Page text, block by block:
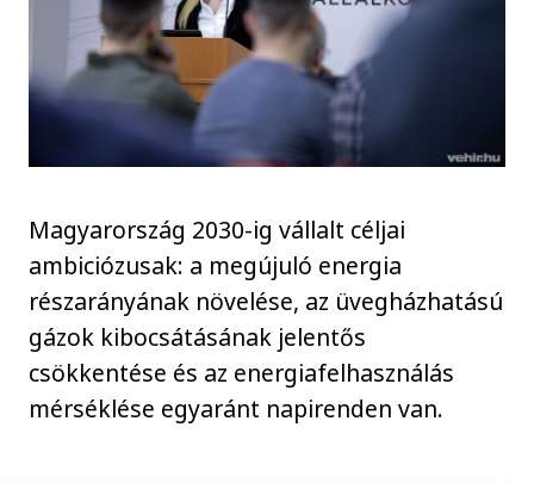
Magyarország 2030-ig vállalt céljai
ambiciózusak: a megújuló energia
részarányának növelése, az üvegházhatású
gázok kibocsátásának jelentős
csökkentése és az energiafelhasználás
mérséklése egyaránt napirenden van.